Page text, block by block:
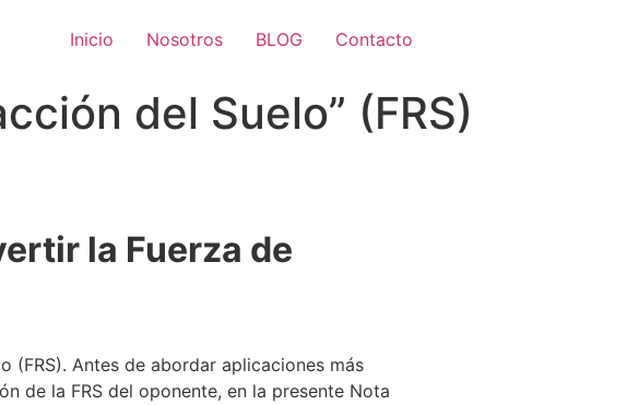
Inicio Nosotros BLOG Contacto
del Suelo” (FRS)
la Fuerza de
(FRS). Antes de abordar aplicaciones más
de la FRS del oponente, en la presente Nota